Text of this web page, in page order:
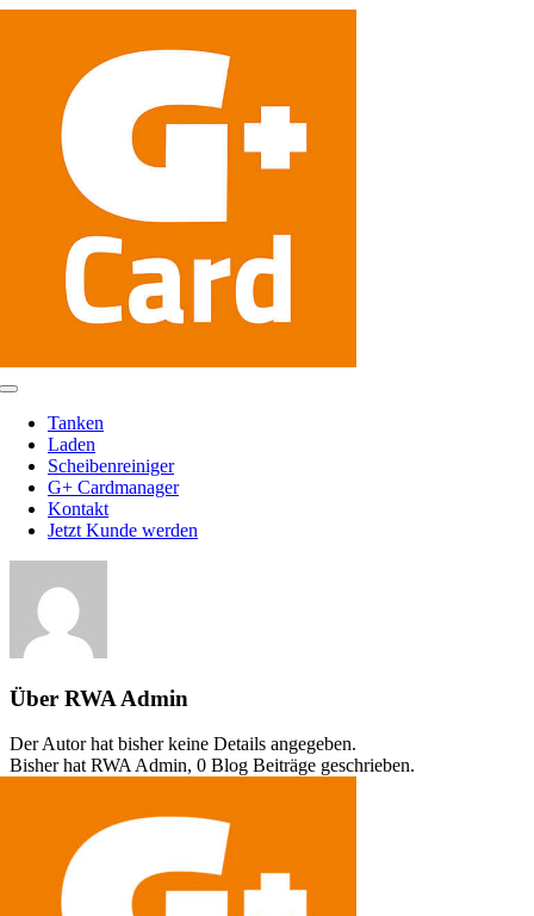
Toggle
Navigation
Tanken
Laden
Scheibenreiniger
G+ Cardmanager
Kontakt
Jetzt Kunde werden
Über RWA Admin
Der Autor hat bisher keine Details angegeben.
Bisher hat RWA Admin, 0 Blog Beiträge geschrieben.